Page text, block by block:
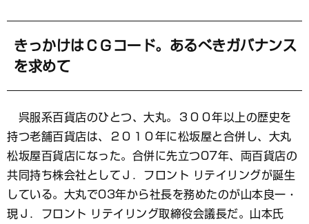
きっかけはＣＧコード。あるべきガバナンス
を求めて
呉服系百貨店のひとつ、大丸。３００年以上の歴史を
持つ老舗百貨店は、２０１０年に松坂屋と合併し、大丸
松坂屋百貨店になった。合併に先立つ07年、両百貨店の
共同持ち株会社としてＪ．フロント リテイリングが誕生
している。大丸で03年から社長を務めたのが山本良一・
現Ｊ．フロント リテイリング取締役会議長だ。山本氏